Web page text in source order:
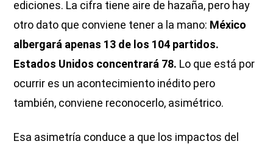
ediciones. La cifra tiene aire de hazaña, pero hay
otro dato que conviene tener a la mano: México
albergará apenas 13 de los 104 partidos.
Estados Unidos concentrará 78. Lo que está por
ocurrir es un acontecimiento inédito pero
también, conviene reconocerlo, asimétrico.
Esa asimetría conduce a que los impactos del